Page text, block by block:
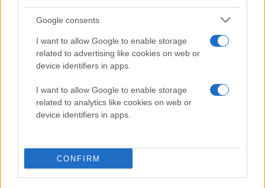
Google consents
I want to allow Google to enable storage
related to advertising like cookies on web or
device identifiers in apps.
I want to allow Google to enable storage
related to analytics like cookies on web or
device identifiers in apps.
CONFIRM
Κατά τα άλλα, πρόκειται για ένα φθηνό smartphone,
οπότε καταλαβαίνετε ότι έχει πολύ δρόμο για να
ανταγωνιστεί τα περισσότερα high-end smartphones